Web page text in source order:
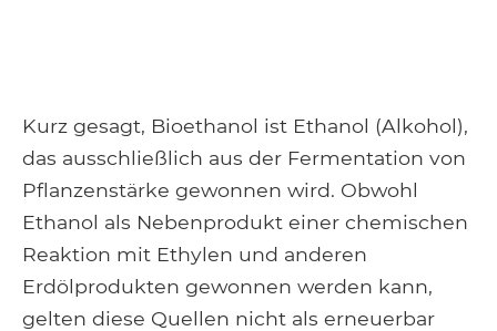
Kurz gesagt, Bioethanol ist Ethanol (Alkohol),
das ausschließlich aus der Fermentation von
Pflanzenstärke gewonnen wird. Obwohl
Ethanol als Nebenprodukt einer chemischen
Reaktion mit Ethylen und anderen
Erdölprodukten gewonnen werden kann,
gelten diese Quellen nicht als erneuerbar